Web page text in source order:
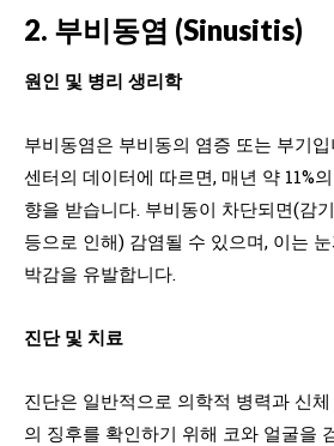
2. 부비동염 (Sinusitis)
원인 및 병리 생리학
부비동염은 부비동의 염증 또는 부기
센터의 데이터에 따르면, 매년 약 11%
향을 받습니다. 부비동이 차단되면(감
등으로 인해) 감염될 수 있으며, 이는
박감을 유발합니다.
진단 및 치료
진단은 일반적으로 의학적 병력과 신
의 징후를 확인하기 위해 코와 얼굴을